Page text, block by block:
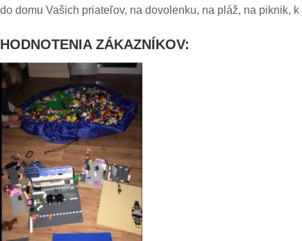
do domu Vašich priateľov, na dovolenku, na pláž, na piknik,
HODNOTENIA ZÁKAZNÍKOV: